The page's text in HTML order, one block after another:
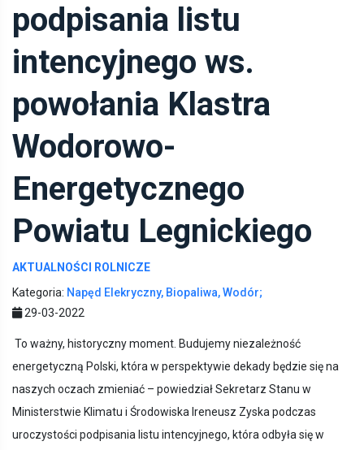
podpisania listu
intencyjnego ws.
powołania Klastra
Wodorowo-
Energetycznego
Powiatu Legnickiego
AKTUALNOŚCI ROLNICZE
Kategoria: Napęd Elekryczny, Biopaliwa, Wodór;
29-03-2022
To ważny, historyczny moment. Budujemy niezależność
energetyczną Polski, która w perspektywie dekady będzie się na
naszych oczach zmieniać – powiedział Sekretarz Stanu w
Ministerstwie Klimatu i Środowiska Ireneusz Zyska podczas
uroczystości podpisania listu intencyjnego, która odbyła się w